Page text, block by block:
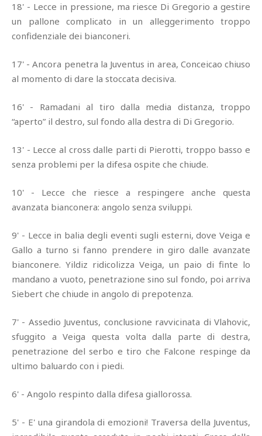
18' - Lecce in pressione, ma riesce Di Gregorio a gestire
un pallone complicato in un alleggerimento troppo
confidenziale dei bianconeri.
17' - Ancora penetra la Juventus in area, Conceicao chiuso
al momento di dare la stoccata decisiva.
16' - Ramadani al tiro dalla media distanza, troppo
“aperto” il destro, sul fondo alla destra di Di Gregorio.
13' - Lecce al cross dalle parti di Pierotti, troppo basso e
senza problemi per la difesa ospite che chiude.
10' - Lecce che riesce a respingere anche questa
avanzata bianconera: angolo senza sviluppi.
9' - Lecce in balia degli eventi sugli esterni, dove Veiga e
Gallo a turno si fanno prendere in giro dalle avanzate
bianconere. Yildiz ridicolizza Veiga, un paio di finte lo
mandano a vuoto, penetrazione sino sul fondo, poi arriva
Siebert che chiude in angolo di prepotenza.
7' - Assedio Juventus, conclusione ravvicinata di Vlahovic,
sfuggito a Veiga questa volta dalla parte di destra,
penetrazione del serbo e tiro che Falcone respinge da
ultimo baluardo con i piedi.
6' - Angolo respinto dalla difesa giallorossa.
5' - E' una girandola di emozioni! Traversa della Juventus,